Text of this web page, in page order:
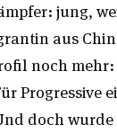
jung,
aus
noch
Progressive
doch